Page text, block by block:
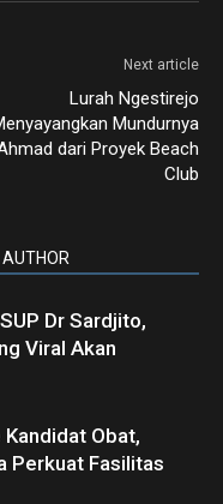
Next article
Lurah Ngestirejo
Mundurnya
dari Proyek Beach
Club
Dr Sardjito,
Viral Akan
Kandidat Obat,
Perkuat Fasilitas